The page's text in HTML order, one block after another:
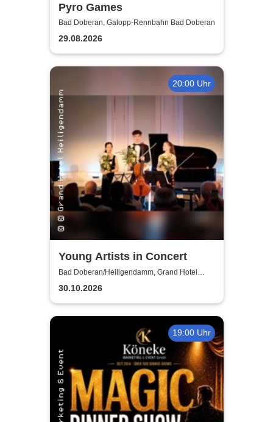
Pyro Games
Bad Doberan, Galopp-Rennbahn Bad Doberan
29.08.2026
20:00 Uhr
Young Artists in Concert
Bad Doberan/Heiligendamm, Grand Hotel
Heiligendamm
30.10.2026
19:00 Uhr